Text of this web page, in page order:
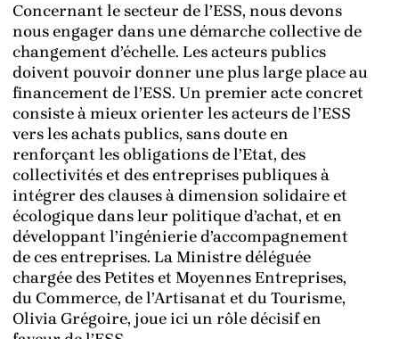
Concernant le secteur de l’ESS, nous devons
nous engager dans une démarche collective de
changement d’échelle. Les acteurs publics
doivent pouvoir donner une plus large place au
financement de l’ESS. Un premier acte concret
consiste à mieux orienter les acteurs de l’ESS
vers les achats publics, sans doute en
renforçant les obligations de l’Etat, des
collectivités et des entreprises publiques à
intégrer des clauses à dimension solidaire et
écologique dans leur politique d’achat, et en
développant l’ingénierie d’accompagnement
de ces entreprises. La Ministre déléguée
chargée des Petites et Moyennes Entreprises,
du Commerce, de l’Artisanat et du Tourisme,
Olivia Grégoire, joue ici un rôle décisif en